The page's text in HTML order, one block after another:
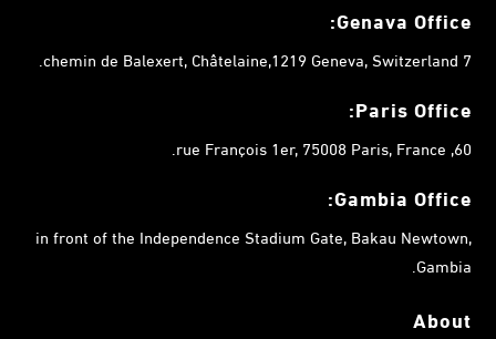
Genava Office:
7 chemin de Balexert, Châtelaine,1219 Geneva, Switzerland.
Paris Office:
60, rue François 1er, 75008 Paris, France.
Gambia Office:
in front of the Independence Stadium Gate, Bakau Newtown,
Gambia.
About